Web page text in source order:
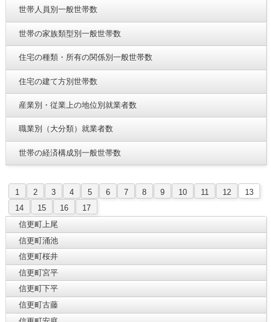
世帯人員別一般世帯数
世帯の家族類型別一般世帯数
住宅の種類・所有の関係別一般世帯数
住宅の建て方別世帯数
産業別・従業上の地位別就業者数
職業別（大分類）就業者数
世帯の経済構成別一般世帯数
1 2 3 4 5 6 7 8 9 10 11 12
13
14
15 16
17
信更町上尾
信更町涌池
信更町桜井
信更町宮平
信更町下平
信更町古藤